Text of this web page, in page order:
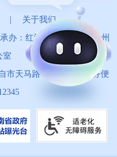
关于我们
办：红河哈尼族彝族自治州
室
市天马路67号 政务服务便